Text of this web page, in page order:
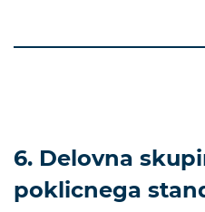
6. Delovna
poklicnega